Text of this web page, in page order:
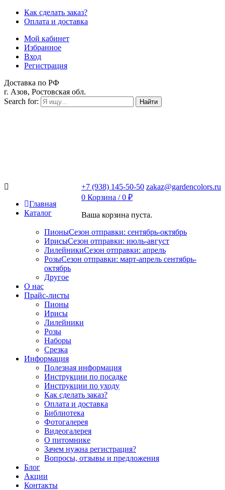
Как сделать заказ?
Оплата и доставка
Мой кабинет
Избранное
Вход
Регистрация
Доставка по РФ
г. Азов, Ростовская обл.
Search for:
Найти
+7 (938) 145-50-50 zakaz@gardencolors.ru
0 Корзина /0 ₽
Ваша корзина пуста.
Главная
Каталог
ПионыСезон отправки: сентябрь-октябрь
ИрисыСезон отправки: июль-август
ЛилейникиСезон отправки: апрель
РозыСезон отправки: март-апрель сентябрь-
октябрь
Другое
О нас
Прайс-листы
Пионы
Ирисы
Лилейники
Розы
Наборы
Срезка
Информация
Полезная информация
Инструкции по посадке
Инструкции по уходу
Как сделать заказ?
Оплата и доставка
Библиотека
Фотогалерея
Видеогалерея
О питомнике
Зачем нужна регистрация?
Вопросы, отзывы и предложения
Блог
Акции
Контакты